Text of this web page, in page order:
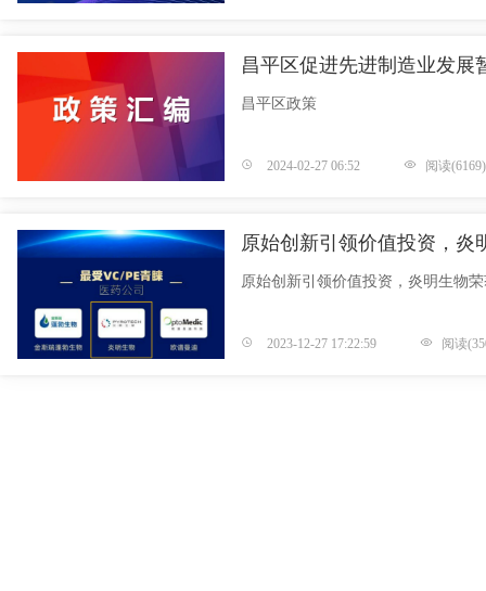
昌平区促进先进制造业发展
昌平区政策
2024-02-27 06:52 阅读(6169)
原始创新引领价值投资，炎
原始创新引领价值投资，炎明生物
2023-12-27 17:22:59 阅读